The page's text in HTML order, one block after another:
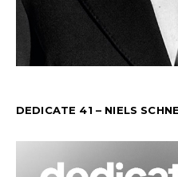
DEDICATE 41 – NIELS